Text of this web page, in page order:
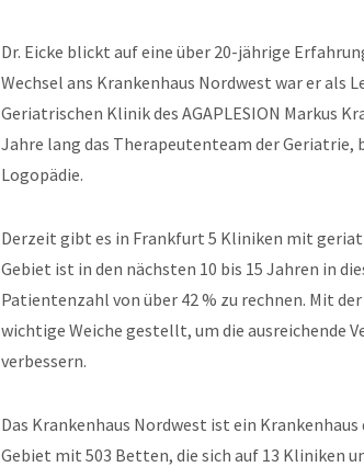
Dr. Eicke blickt auf eine über 20-jährige
Wechsel ans Krankenhaus Nordwest war er als
Geriatrischen Klinik des AGAPLESION Markus
Jahre lang das Therapeutenteam der
Logopädie.
Derzeit gibt es in Frankfurt 5 Kliniken mit
Gebiet ist in den nächsten 10 bis 15 Jahren in
Patientenzahl von über 42 % zu rechnen. Mit
wichtige Weiche gestellt, um die ausreichende
verbessern.
Das Krankenhaus Nordwest ist ein
Gebiet mit 503 Betten, die sich auf 13 Kliniken